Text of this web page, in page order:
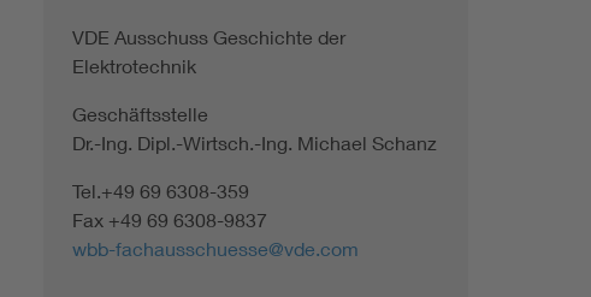
VDE Ausschuss Geschichte der
Elektrotechnik
Geschäftsstelle
Dr.-Ing. Dipl.-Wirtsch.-Ing. Michael Schanz
Tel.+49 69 6308-359
Fax +49 69 6308-9837
wbb-fachausschuesse@vde.com